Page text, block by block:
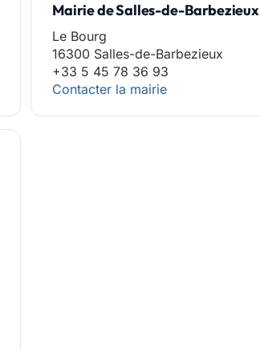
Mairie de Salles-de-Barbezieux
Le Bourg
16300 Salles-de-Barbezieux
+33 5 45 78 36 93
Contacter la mairie